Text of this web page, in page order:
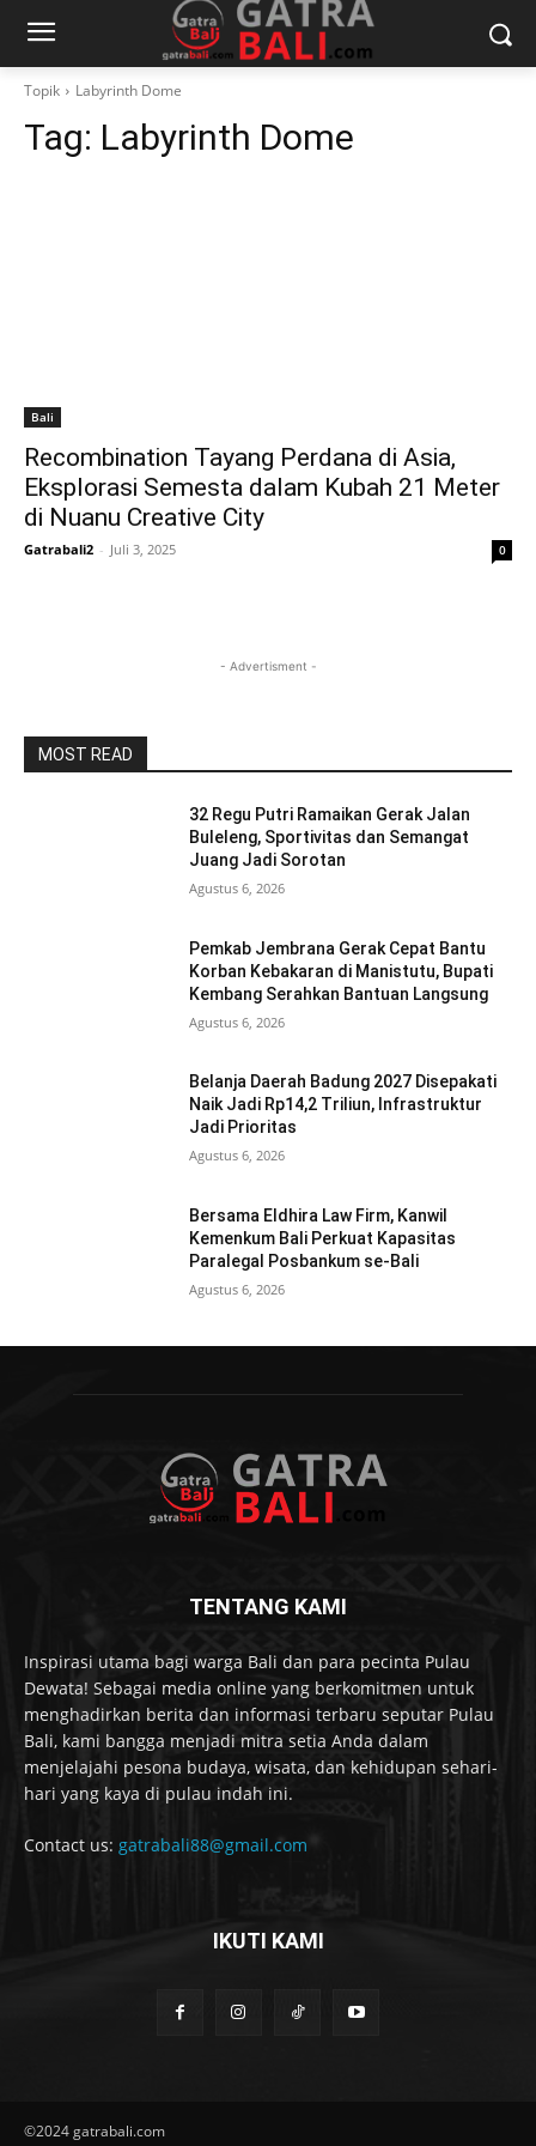
Topik Labyrinth Dome
Tag: Labyrinth Dome
Bali
Recombination Tayang Perdana di Asia,
Eksplorasi Semesta dalam Kubah 21 Meter
di Nuanu Creative City
Gatrabali2 - Juli 3, 2025 0
- Advertisment -
MOST READ
32 Regu Putri Ramaikan Gerak Jalan
Buleleng, Sportivitas dan Semangat
Juang Jadi Sorotan
Agustus 6, 2026
Pemkab Jembrana Gerak Cepat Bantu
Korban Kebakaran di Manistutu, Bupati
Kembang Serahkan Bantuan Langsung
Agustus 6, 2026
Belanja Daerah Badung 2027 Disepakati
Naik Jadi Rp14,2 Triliun, Infrastruktur
Jadi Prioritas
Agustus 6, 2026
Bersama Eldhira Law Firm, Kanwil
Kemenkum Bali Perkuat Kapasitas
Paralegal Posbankum se-Bali
Agustus 6, 2026
TENTANG KAMI
Inspirasi utama bagi warga Bali dan para pecinta Pulau
Dewata! Sebagai media online yang berkomitmen untuk
menghadirkan berita dan informasi terbaru seputar Pulau
Bali, kami bangga menjadi mitra setia Anda dalam
menjelajahi pesona budaya, wisata, dan kehidupan sehari-
hari yang kaya di pulau indah ini.
Contact us: gatrabali88@gmail.com
IKUTI KAMI
©2024 gatrabali.com